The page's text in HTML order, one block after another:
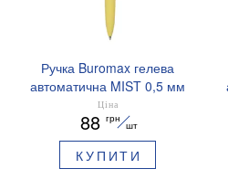
Ручка Buromax гелева
автоматична MIST 0,5 мм
сині чорнила BM.83103
Ціна
88 грн
шт
КУПИТИ